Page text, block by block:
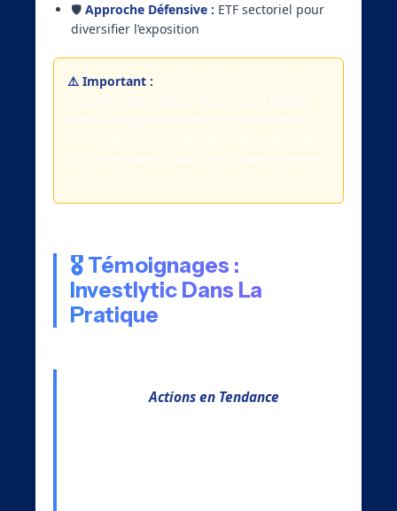
🛡️ Approche Défensive : ETF sectoriel pour
diversifier l’exposition
⚠️ Important :
🎖️ Témoignages :
Investlytic Dans La
Pratique
« Grâce auxActions en Tendance